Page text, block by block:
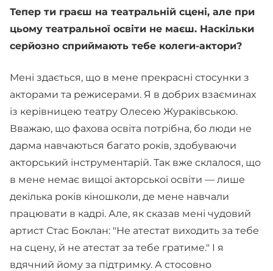
Тепер ти граєш на театральній сцені, але при
цьому театральної освіти не маєш. Наскільки
серйозно сприймають тебе колеги-актори?
Мені здається, що в мене прекрасні стосунки з
акторами та режисерами. Я в добрих взаєминах
із керівницею театру Олесею Жураківською.
Вважаю, що фахова освіта потрібна, бо люди не
дарма навчаються багато років, здобуваючи
акторський інструментарій. Так вже склалося, що
в мене немає вищої акторської освіти — лише
декілька років кіношколи, де мене навчали
працювати в кадрі. Але, як сказав мені чудовий
артист Стас Боклан: "Не атестат виходить за тебе
на сцену, й не атестат за тебе гратиме." І я
вдячний йому за підтримку. А стосовно